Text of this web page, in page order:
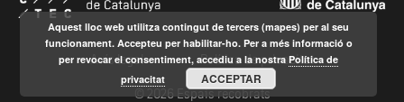
Avís legal Política de privacitat
© 2026 Espais recobrats
Aquest lloc web utilitza contingut de tercers (mapes) per al seu
funcionament. Accepteu per habilitar-ho. Per a més informació o
per revocar el consentiment, accediu a la nostraPolítica de
privacitat
ACCEPTAR